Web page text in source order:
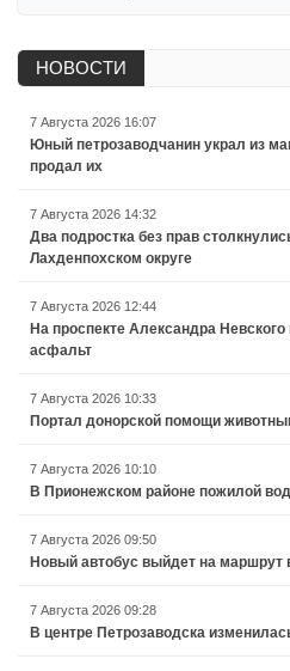
НОВОСТИ
7 Августа 2026 16:07
Юный петрозаводчанин украл из
продал их
7 Августа 2026 14:32
Два подростка без прав
Лахденпохском округе
7 Августа 2026 12:44
На проспекте Александра
асфальт
7 Августа 2026 10:33
Портал донорской помощи
7 Августа 2026 10:10
В Прионежском районе пожилой
7 Августа 2026 09:50
Новый автобус выйдет на маршрут
7 Августа 2026 09:28
В центре Петрозаводска